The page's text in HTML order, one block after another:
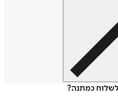
כמתנה?